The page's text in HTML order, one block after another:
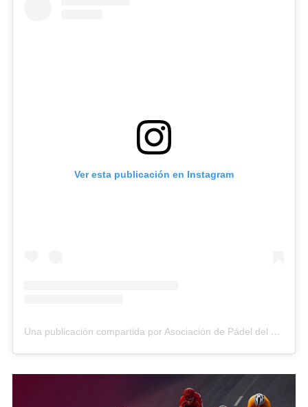
Ver esta publicación en Instagram
Una publicación compartida por Asociación de Pádel del Estado Carabobo (@asopadelcarabobo)